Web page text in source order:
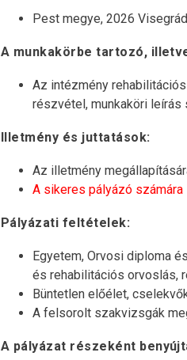
Pest megye, 2026
A munkakörbe tartozó,
Az intézmény
részvétel, munkaköri leírás
Illetmény és juttatások:
Az illetmény
A sikeres pályázó
Pályázati feltételek:
Egyetem, Orvosi diploma
és rehabilitációs orvoslás,
Büntetlen előélet,
A felsorolt szakvizsgák
A pályázat részeként